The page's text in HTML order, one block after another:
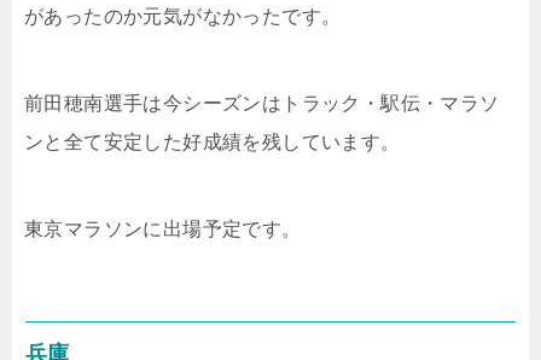
があったのか元気がなかったです。
前田穂南選手は今シーズンはトラック・駅伝・マラソ
ンと全て安定した好成績を残しています。
東京マラソンに出場予定です。
兵庫